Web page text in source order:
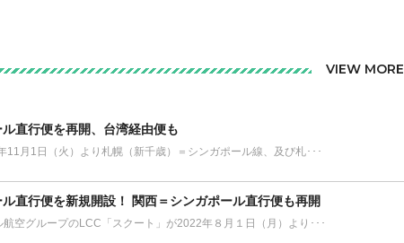
VIEW MORE
直行便を再開、台湾経由便も
月1日（火）より札幌（新千歳）＝シンガポール線、及び札･･･
直行便を新規開設！ 関西＝シンガポール直行便も再開
空グループのLCC「スクート」が2022年８月１日（月）より･･･